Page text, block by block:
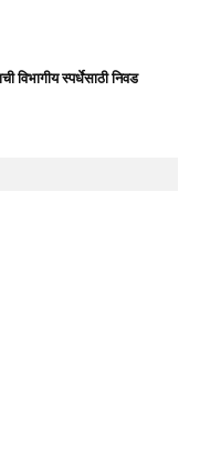
विभागीय स्पर्धेसाठी निवड